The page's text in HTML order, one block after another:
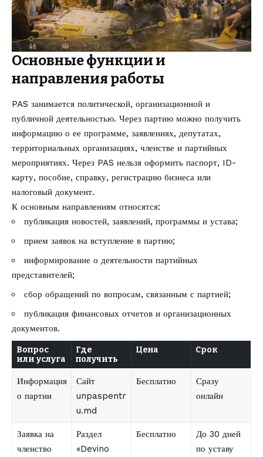
Основные функции и
направления работы
PAS занимается политической, организационной и
публичной деятельностью. Через партию можно получить
информацию о ее программе, заявлениях, депутатах,
территориальных организациях, членстве и партийных
мероприятиях. Через PAS нельзя оформить паспорт, ID-
карту, пособие, справку, регистрацию бизнеса или
налоговый документ.
К основным направлениям относятся:
публикация новостей, заявлений, программы и устава;
прием заявок на вступление в партию;
информирование о деятельности партийных
представителей;
сбор обращений по вопросам, связанным с партией;
публикация финансовых отчетов и организационных
документов.
Вопрос
или услуга
Где
получить
Цена Срок
Информация
о партии
Сайт
unpaspentr
u.md
Бесплатно
Сразу
онлайн
Заявка на
членство
Раздел
«Devino
Бесплатно
До 30 дней
по уставу